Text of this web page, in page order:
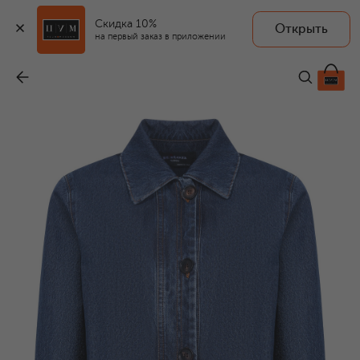
Скидка 10%
на первый заказ в приложении
Открыть
133 500 ₽